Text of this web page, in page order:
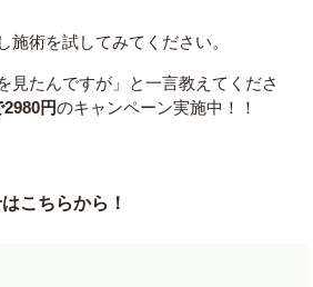
施術を試してみてください。
見たんですが」と一言教えてくださ
円のキャンペーン実施中！！
こちらから！